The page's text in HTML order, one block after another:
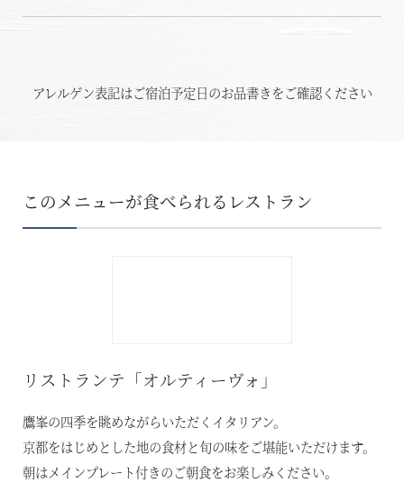
アレルゲン表記はご宿泊予定日のお品書きをご確認ください
このメニューが食べられるレストラン
リストランテ「オルティーヴォ」
鷹峯の四季を眺めながらいただくイタリアン。
京都をはじめとした地の食材と旬の味をご堪能いただけます。
朝はメインプレート付きのご朝食をお楽しみください。